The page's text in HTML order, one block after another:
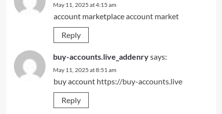
May 11, 2025 at 4:15 am
account marketplaceaccount market
Reply
buy-accounts.live_addenrysays:
May 11, 2025 at 8:51 am
buy account https://buy-accounts.live
Reply